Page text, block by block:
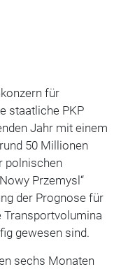
für
staatliche PKP
Jahr mit einem
50 Millionen
polnischen
Przemysl“
der Prognose für
Transportvolumina
gewesen sind.
sechs Monaten